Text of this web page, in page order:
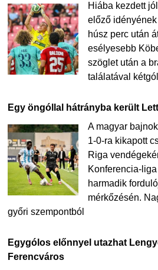
Hiába kezdett
előző
húsz perc után
esélyesebb
szöglet után a
találatával
Egy öngóllal hátrányba került
A magyar
1-0-ra kikapott
Riga
Konferencia-
harmadik
mérkőzésén.
győri szempontból
Egygólos előnnyel utazhat
Ferencváros